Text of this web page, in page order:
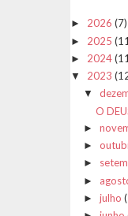
► 2026 (7)
► 2025
► 2024
▼ 2023
▼
O
►
►
►
►
► julho